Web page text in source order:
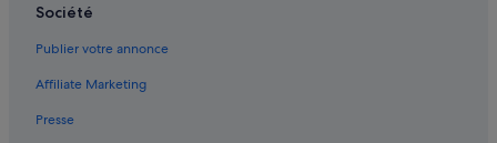
Kuta : hôtels Hôtels-boutiques
Kuta : hôtels Hôtels de luxe
Kuta : hôtels Hôtels LGBTQIA+ friendly
Kuta : hôtels Hôtels avec golf
Société
Publier votre annonce
Affiliate Marketing
Presse